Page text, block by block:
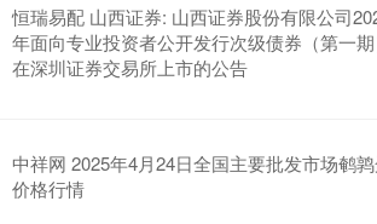
恒瑞易配 山西证券: 山西证券股份有限公司
年面向专业投资者公开发行次级债券（第一期
在深圳证券交易所上市的公告
中祥网 2025年4月24日全国主要批发市场鹌
价格行情